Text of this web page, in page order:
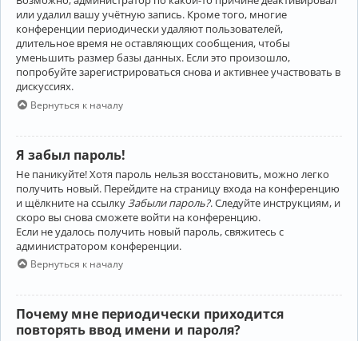
или удалил вашу учётную запись. Кроме того, многие
конференции периодически удаляют пользователей,
длительное время не оставляющих сообщения, чтобы
уменьшить размер базы данных. Если это произошло,
попробуйте зарегистрироваться снова и активнее участвовать в
дискуссиях.
Вернуться к началу
Я забыл пароль!
Не паникуйте! Хотя пароль нельзя восстановить, можно легко
получить новый. Перейдите на страницу входа на конференцию
и щёлкните на ссылку Забыли пароль?. Следуйте инструкциям, и
скоро вы снова сможете войти на конференцию.
Если не удалось получить новый пароль, свяжитесь с
администратором конференции.
Вернуться к началу
Почему мне периодически приходится
повторять ввод имени и пароля?